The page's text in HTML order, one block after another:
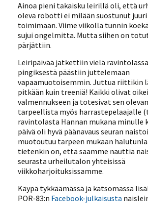
Ainoa pieni takaisku leirillä oli, että
oleva robotti ei milään suostunut
toimimaan. Viime viikolla tunnin
sujui ongelmitta. Mutta siihen on
pärjättiin.
Leiripäivää jatkettiin vielä
pingiksestä päästiin juttelemaan
vapaamuotoisemmin. Juttua riittikin
pitkään kuin treeniä! Kaikki olivat
valmennukseen ja totesivat sen
tarpeellista myös harrastepelaajalle
ravintolasta Hannan mukana minulle
päivä oli hyvä päänavaus seuran
muotoutuu tarpeen mukaan
tietenkin on, että saamme nauttia
seurasta urheilutalon yhteisissä
viikkoharjoituksissamme.
Käypä tykkäämässä ja katsomassa
POR-83:n Facebook-julkaisusta